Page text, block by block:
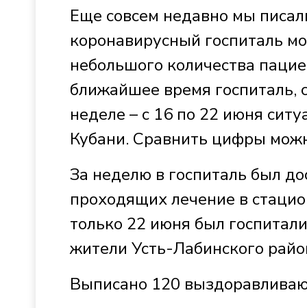
Еще совсем недавно мы
коронавирусный госпиталь
небольшого количества
ближайшее время госпиталь,
неделе – с 16 по 22 июня
Кубани. Сравнить цифры
За неделю в госпиталь был
проходящих лечение в
только 22 июня был
жители Усть-Лабинского
Выписано 120